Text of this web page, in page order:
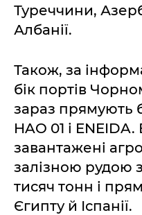
Туреччини,
Албанії.
Також, за
бік портів
зараз прямують
HAO 01 і
завантажені
залізною рудою
тисяч тонн і
Єгипту й Іспанії.